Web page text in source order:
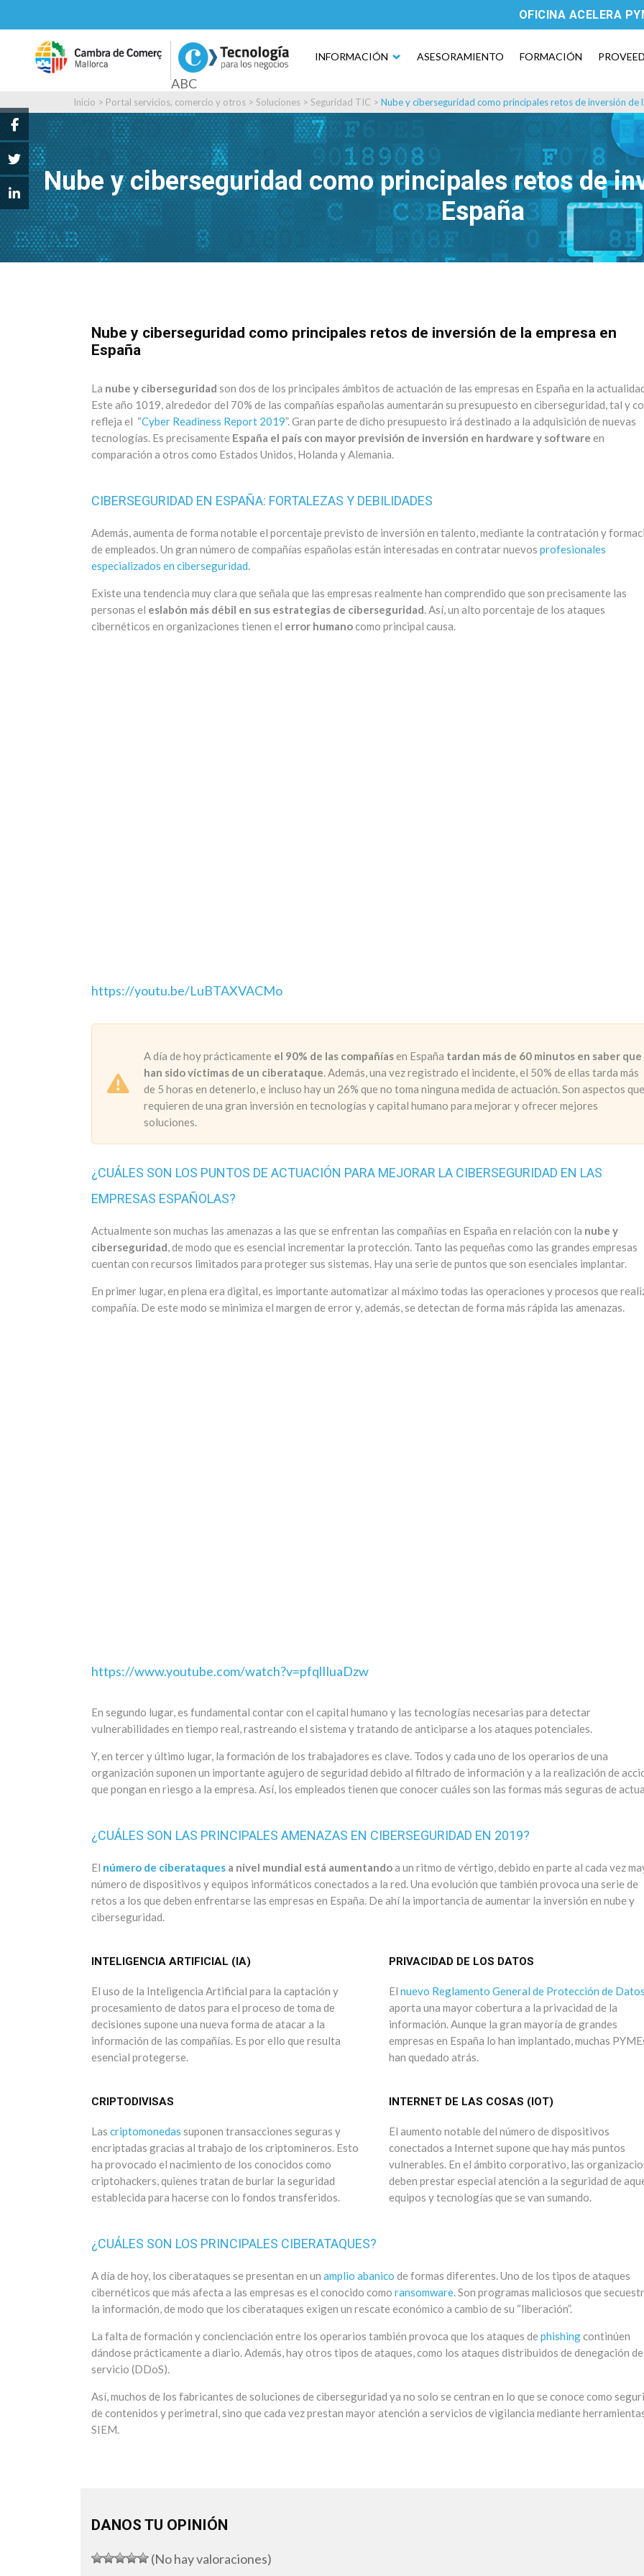
OFICINA ACELERA
INFORMACIÓN ASESORAMIENTO FORMACIÓN
ABC
Inicio > Portal servicios, comercio y otros > Soluciones > Seguridad TIC > Nube y ciberseguridad como principales retos de inversión de
Nube y ciberseguridad como principales retos de
España
Nube y ciberseguridad como principales retos de inversión de la empresa en
España
La nube y ciberseguridad son dos de los principales ámbitos de actuación de las empresas en España en la
Este año 1019, alrededor del 70% de las compañías españolas aumentarán su presupuesto en ciberseguridad, tal y
refleja el “Cyber Readiness Report 2019”. Gran parte de dicho presupuesto irá destinado a la adquisición de nuevas
tecnologías. Es precisamente España el país con mayor previsión de inversión en hardware y software en
comparación a otros como Estados Unidos, Holanda y Alemania.
CIBERSEGURIDAD EN ESPAÑA: FORTALEZAS Y DEBILIDADES
Además, aumenta de forma notable el porcentaje previsto de inversión en talento, mediante la contratación y
de empleados. Un gran número de compañías españolas están interesadas en contratar nuevos profesionales
especializados en ciberseguridad.
Existe una tendencia muy clara que señala que las empresas realmente han comprendido que son precisamente las
personas el eslabón más débil en sus estrategias de ciberseguridad. Así, un alto porcentaje de los ataques
cibernéticos en organizaciones tienen el error humanocomo principal causa.
https://youtu.be/LuBTAXVACMo
A día de hoy prácticamente el 90% de las compañíasen España tardan más de 60 minutos en saber que
han sido víctimas de un ciberataque. Además, una vez registrado el incidente, el 50% de ellas tarda más
de 5 horas en detenerlo, e incluso hay un 26% que no toma ninguna medida de actuación. Son aspectos que
requieren de una gran inversión en tecnologías y capital humano para mejorar y ofrecer mejores
soluciones.
¿CUÁLES SON LOS PUNTOS DE ACTUACIÓN PARA MEJORAR LA CIBERSEGURIDAD EN LAS
EMPRESAS ESPAÑOLAS?
Actualmente son muchas las amenazas a las que se enfrentan las compañías en España en relación con la nube y
ciberseguridad, de modo que es esencial incrementar la protección. Tanto las pequeñas como las grandes empresas
cuentan con recursos limitados para proteger sus sistemas. Hay una serie de puntos que son esenciales implantar.
En primer lugar, en plena era digital, es importante automatizar al máximo todas las operaciones y procesos que
compañía. De este modo se minimiza el margen de error y, además, se detectan de forma más rápida las amenazas.
https://www.youtube.com/watch?v=pfqlIluaDzw
En segundo lugar, es fundamental contar con el capital humano y las tecnologías necesarias para detectar
vulnerabilidades en tiempo real, rastreando el sistema y tratando de anticiparse a los ataques potenciales.
Y, en tercer y último lugar, la formación de los trabajadores es clave. Todos y cada uno de los operarios de una
organización suponen un importante agujero de seguridad debido al filtrado de información y a la realización de
que pongan en riesgo a la empresa. Así, los empleados tienen que conocer cuáles son las formas más seguras de
¿CUÁLES SON LAS PRINCIPALES AMENAZAS EN CIBERSEGURIDAD EN 2019?
El número de ciberataques a nivel mundial está aumentandoa un ritmo de vértigo, debido en parte al cada vez
número de dispositivos y equipos informáticos conectados a la red. Una evolución que también provoca una serie de
retos a los que deben enfrentarse las empresas en España. De ahí la importancia de aumentar la inversión en nube y
ciberseguridad.
INTELIGENCIA ARTIFICIAL (IA)
El uso de la Inteligencia Artificial para la captación y
procesamiento de datos para el proceso de toma de
decisiones supone una nueva forma de atacar a la
información de las compañías. Es por ello que resulta
esencial protegerse.
PRIVACIDAD DE LOS DATOS
El nuevo Reglamento General de Protección de
aporta una mayor cobertura a la privacidad de la
información. Aunque la gran mayoría de grandes
empresas en España lo han implantado, muchas
han quedado atrás.
CRIPTODIVISAS
Las criptomonedas suponen transacciones seguras y
encriptadas gracias al trabajo de los criptomineros. Esto
ha provocado el nacimiento de los conocidos como
criptohackers, quienes tratan de burlar la seguridad
establecida para hacerse con lo fondos transferidos.
INTERNET DE LAS COSAS (IOT)
El aumento notable del número de dispositivos
conectados a Internet supone que hay más puntos
vulnerables. En el ámbito corporativo, las
deben prestar especial atención a la seguridad de
equipos y tecnologías que se van sumando.
¿CUÁLES SON LOS PRINCIPALES CIBERATAQUES?
A día de hoy, los ciberataques se presentan en un amplio abanico de formas diferentes. Uno de los tipos de ataques
cibernéticos que más afecta a las empresas es el conocido como ransomware. Son programas maliciosos que
la información, de modo que los ciberataques exigen un rescate económico a cambio de su “liberación”.
La falta de formación y concienciación entre los operarios también provoca que los ataques de phishingcontinúen
dándose prácticamente a diario. Además, hay otros tipos de ataques, como los ataques distribuidos de denegación de
servicio (DDoS).
Así, muchos de los fabricantes de soluciones de ciberseguridad ya no solo se centran en lo que se conoce como
de contenidos y perimetral, sino que cada vez prestan mayor atención a servicios de vigilancia mediante
SIEM.
DANOS TU OPINIÓN
(No hay valoraciones)